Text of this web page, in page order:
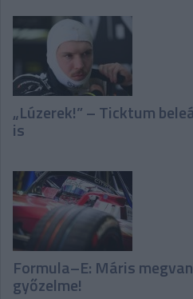
„Lúzerek!” – Ticktum
is
Formula–E: Máris
győzelme!